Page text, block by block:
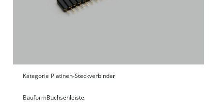
Kategorie Platinen-Steckverbinder
BauformBuchsenleiste